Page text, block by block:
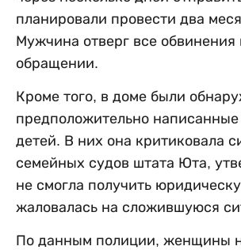
планировали провести два
Мужчина отверг все обвинения
обращении.
Кроме того, в доме были
предположительно
детей. В них она критиковала
семейных судов штата Юта,
не смогла получить
жаловалась на сложившуюся
По данным полиции, женщины